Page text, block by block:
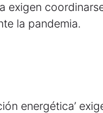
exigen
la pandemia.
energética’